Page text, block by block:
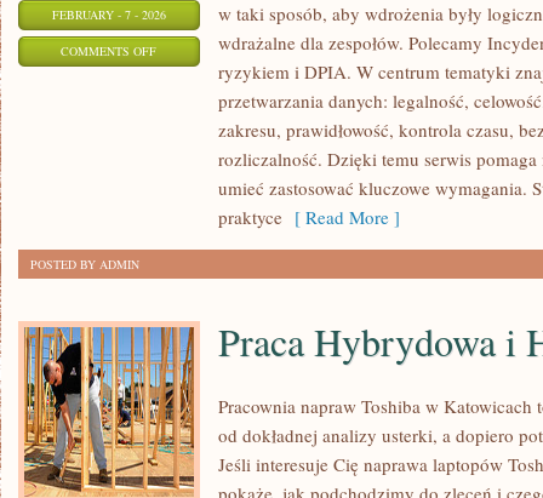
FEBRUARY - 7 - 2026
COMMENTS OFFON
PODSTAWY
w taki sposób, aby wdrożenia były
wdrażalne dla zespołów. Polecamy
ryzykiem i DPIA. W centrum tematyki
przetwarzania danych: legalność,
zakresu, prawidłowość, kontrola czasu,
rozliczalność. Dzięki temu serwis
umieć zastosować kluczowe wymagania.
praktyce [ Read More ]
POSTED BY ADMIN
Praca Hybrydowa i
Pracownia napraw Toshiba w
od dokładnej analizy usterki, a dopiero
Jeśli interesuje Cię naprawa laptopów
pokaże, jak podchodzimy do zleceń i